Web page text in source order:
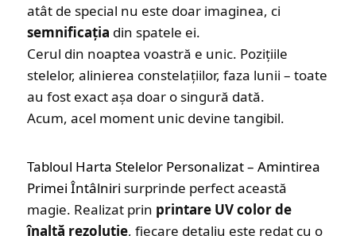
atât de special nu este doar imaginea, ci
semnificația din spatele ei.
Cerul din noaptea voastră e unic. Pozițiile
stelelor, alinierea constelațiilor, faza lunii – toate
au fost exact așa doar o singură dată.
Acum, acel moment unic devine tangibil.
Tabloul Harta Stelelor Personalizat – Amintirea
Primei Întâlniri surprinde perfect această
magie. Realizat prin printare UV color de
înaltă rezoluție, fiecare detaliu este redat cu o